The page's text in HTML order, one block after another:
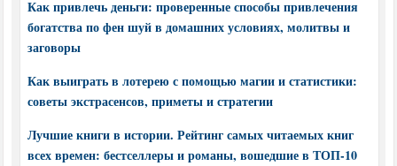
Как привлечь деньги: проверенные способы привлечения
богатства по фен шуй в домашних условиях, молитвы и
заговоры
Как выиграть в лотерею с помощью магии и статистики:
советы экстрасенсов, приметы и стратегии
Лучшие книги в истории. Рейтинг самых читаемых книг
всех времен: бестселлеры и романы, вошедшие в ТОП-10